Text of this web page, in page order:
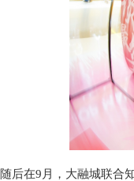
随后在9月，大融城联合